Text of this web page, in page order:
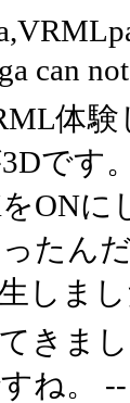
can
体
です
ON
たん
しま
きま
ね。